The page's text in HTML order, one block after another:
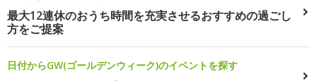
最大12連休のおうち時間を充実させるおすすめの過ごし
方をご提案
日付からGW(ゴールデンウィーク)のイベントを探す